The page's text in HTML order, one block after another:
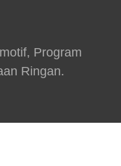
Program
Ringan.